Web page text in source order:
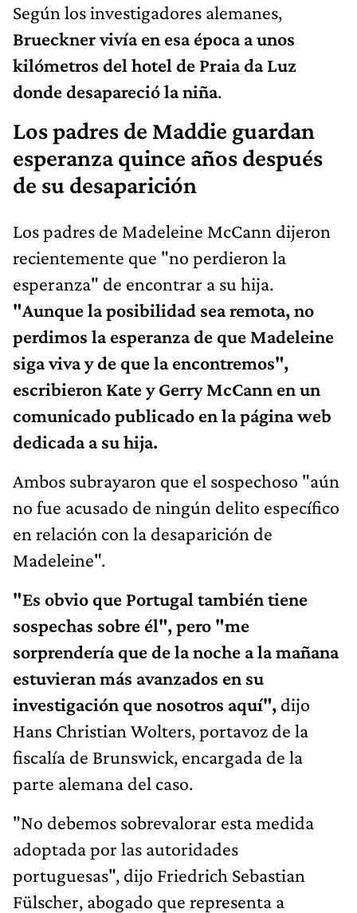
Según los investigadores alemanes,
Brueckner vivía en esa época a unos
kilómetros del hotel de Praia da Luz
donde desapareció la niña.
Los padres de Maddie guardan
esperanza quince años después
de su desaparición
Los padres de Madeleine McCann dijeron
recientemente que "no perdieron la
esperanza" de encontrar a su hija.
"Aunque la posibilidad sea remota, no
perdimos la esperanza de que Madeleine
siga viva y de que la encontremos",
escribieron Kate y Gerry McCann en un
comunicado publicado en la página web
dedicada a su hija.
Ambos subrayaron que el sospechoso "aún
no fue acusado de ningún delito específico
en relación con la desaparición de
Madeleine".
"Es obvio que Portugal también tiene
sospechas sobre él", pero "me
sorprendería que de la noche a la mañana
estuvieran más avanzados en su
investigación que nosotros aquí", dijo
Hans Christian Wolters, portavoz de la
fiscalía de Brunswick, encargada de la
parte alemana del caso.
"No debemos sobrevalorar esta medida
adoptada por las autoridades
portuguesas", dijo Friedrich Sebastian
Fülscher, abogado que representa a